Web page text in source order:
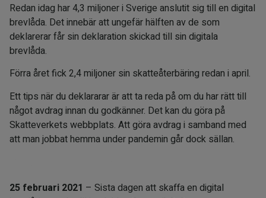
Redan idag har 4,3 miljoner i Sverige anslutit sig till en digital
brevlåda. Det innebär att ungefär hälften av de som
deklarerar får sin deklaration skickad till sin digitala
brevlåda.
Förra året fick 2,4 miljoner sin skatteåterbäring redan i april.
Ett tips när du deklararar är att ta reda på om du har rätt till
något avdrag innan du godkänner. Det kan du göra på
Skatteverkets webbplats. Att göra avdrag i samband med
att man jobbat hemma under pandemin går dock sällan.
25 februari 2021 – Sista dagen att skaffa en digital